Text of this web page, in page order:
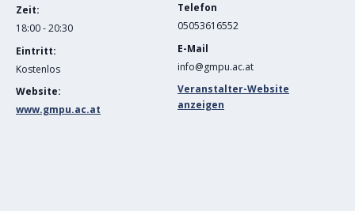
Zeit:
18:00 - 20:30
Eintritt:
Kostenlos
Website:
www.gmpu.ac.at
Telefon
05053616552
E-Mail
info@gmpu.ac.at
Veranstalter-Website
anzeigen